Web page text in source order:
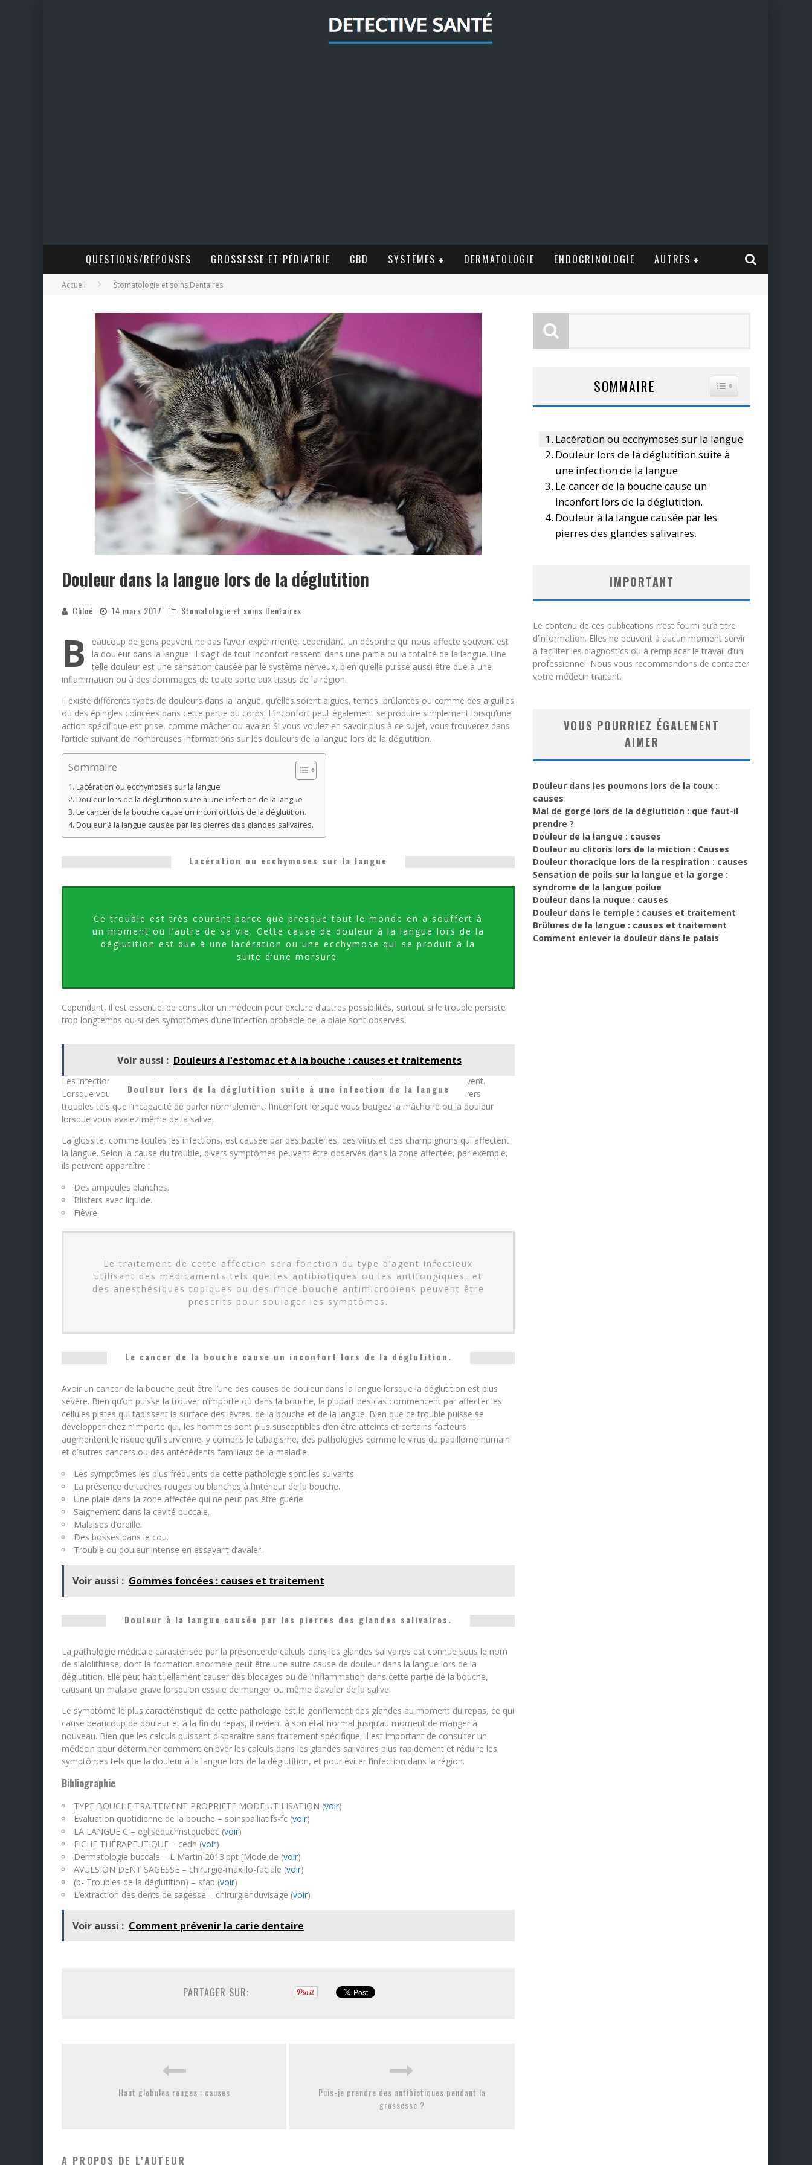
QUESTIONS/RÉPONSES GROSSESSE ET PÉDIATRIE CBD SYSTÈMES DERMATOLOGIE ENDOCRINOLOGIE AUTRES
Accueil Stomatologie et soins Dentaires
Douleur dans la langue lors de la déglutition
Chloé 14 mars 2017 Stomatologie et soins Dentaires
B
eaucoup de gens peuvent ne pas l’avoir expérimenté, cependant, un désordre qui nous affecte souvent est
la douleur dans la langue. Il s’agit de tout inconfort ressenti dans une partie ou la totalité de la langue. Une
telle douleur est une sensation causée par le système nerveux, bien qu’elle puisse aussi être due à une
inflammation ou à des dommages de toute sorte aux tissus de la région.
Il existe différents types de douleurs dans la langue, qu’elles soient aiguës, ternes, brûlantes ou comme des aiguilles
ou des épingles coincées dans cette partie du corps. L’inconfort peut également se produire simplement lorsqu’une
action spécifique est prise, comme mâcher ou avaler. Si vous voulez en savoir plus à ce sujet, vous trouverez dans
l’article suivant de nombreuses informations sur les douleurs de la langue lors de la déglutition.
Sommaire
Lacération ou ecchymoses sur la langue
Douleur lors de la déglutition suite à une infection de la langue
Le cancer de la bouche cause un inconfort lors de la déglutition.
Douleur à la langue causée par les pierres des glandes salivaires.
Lacération ou ecchymoses sur la langue
Ce trouble est très courant parce que presque tout le monde en a souffert à
un moment ou l’autre de sa vie. Cette cause de douleur à la langue lors de la
déglutition est due à une lacération ou une ecchymose qui se produit à la
suite d’une morsure.
Cependant, il est essentiel de consulter un médecin pour exclure d’autres possibilités, surtout si le trouble persiste
trop longtemps ou si des symptômes d’une infection probable de la plaie sont observés.
Voir aussi : Douleurs à l'estomac et à la bouche : causes et traitements
Douleur lors de la déglutition suite à une infection de la langue
Les infections sont un désordre très commun n’importe où dans le corps, ainsi la langue les a aussi souvent.
Lorsque vous avez une infection de la langue, quelle qu’elle soit, elle s’appelle glossitis et peut causer divers
troubles tels que l’incapacité de parler normalement, l’inconfort lorsque vous bougez la mâchoire ou la douleur
lorsque vous avalez même de la salive.
La glossite, comme toutes les infections, est causée par des bactéries, des virus et des champignons qui affectent
la langue. Selon la cause du trouble, divers symptômes peuvent être observés dans la zone affectée, par exemple,
ils peuvent apparaître :
Des ampoules blanches.
Blisters avec liquide.
Fièvre.
Le traitement de cette affection sera fonction du type d’agent infectieux
utilisant des médicaments tels que les antibiotiques ou les antifongiques, et
des anesthésiques topiques ou des rince-bouche antimicrobiens peuvent être
prescrits pour soulager les symptômes.
Le cancer de la bouche cause un inconfort lors de la déglutition.
Avoir un cancer de la bouche peut être l’une des causes de douleur dans la langue lorsque la déglutition est plus
sévère. Bien qu’on puisse la trouver n’importe où dans la bouche, la plupart des cas commencent par affecter les
cellules plates qui tapissent la surface des lèvres, de la bouche et de la langue. Bien que ce trouble puisse se
développer chez n’importe qui, les hommes sont plus susceptibles d’en être atteints et certains facteurs
augmentent le risque qu’il survienne, y compris le tabagisme, des pathologies comme le virus du papillome humain
et d’autres cancers ou des antécédents familiaux de la maladie.
Les symptômes les plus fréquents de cette pathologie sont les suivants
La présence de taches rouges ou blanches à l’intérieur de la bouche.
Une plaie dans la zone affectée qui ne peut pas être guérie.
Saignement dans la cavité buccale.
Malaises d’oreille.
Des bosses dans le cou.
Trouble ou douleur intense en essayant d’avaler.
Voir aussi : Gommes foncées : causes et traitement
Douleur à la langue causée par les pierres des glandes salivaires.
La pathologie médicale caractérisée par la présence de calculs dans les glandes salivaires est connue sous le nom
de sialolithiase, dont la formation anormale peut être une autre cause de douleur dans la langue lors de la
déglutition. Elle peut habituellement causer des blocages ou de l’inflammation dans cette partie de la bouche,
causant un malaise grave lorsqu’on essaie de manger ou même d’avaler de la salive.
Le symptôme le plus caractéristique de cette pathologie est le gonflement des glandes au moment du repas, ce qui
cause beaucoup de douleur et à la fin du repas, il revient à son état normal jusqu’au moment de manger à
nouveau. Bien que les calculs puissent disparaître sans traitement spécifique, il est important de consulter un
médecin pour déterminer comment enlever les calculs dans les glandes salivaires plus rapidement et réduire les
symptômes tels que la douleur à la langue lors de la déglutition, et pour éviter l’infection dans la région.
Bibliographie
TYPE BOUCHE TRAITEMENT PROPRIETE MODE UTILISATION (voir)
Evaluation quotidienne de la bouche – soinspalliatifs-fc (voir)
LA LANGUE C – egliseduchristquebec (voir)
FICHE THÉRAPEUTIQUE – cedh (voir)
Dermatologie buccale – L Martin 2013.ppt [Mode de (voir)
AVULSION DENT SAGESSE – chirurgie-maxillo-faciale (voir)
(b- Troubles de la déglutition) – sfap (voir)
L’extraction des dents de sagesse – chirurgienduvisage (voir)
Voir aussi : Comment prévenir la carie dentaire
PARTAGER SUR:
Haut globules rouges : causes
Puis-je prendre des antibiotiques pendant la
grossesse ?
A PROPOS DE L'AUTEUR
SOMMAIRE TOGGLE TABLE OF
Lacération ou ecchymoses sur la langue
Douleur lors de la déglutition suite à
une infection de la langue
Le cancer de la bouche cause un
inconfort lors de la déglutition.
Douleur à la langue causée par les
pierres des glandes salivaires.
IMPORTANT
Le contenu de ces publications n’est fourni qu’à titre
d’information. Elles ne peuvent à aucun moment servir
à faciliter les diagnostics ou à remplacer le travail d’un
professionnel. Nous vous recommandons de contacter
votre médecin traitant.
VOUS POURRIEZ ÉGALEMENT
AIMER
Douleur dans les poumons lors de la toux :
causes
Mal de gorge lors de la déglutition : que faut-il
prendre ?
Douleur de la langue : causes
Douleur au clitoris lors de la miction : Causes
Douleur thoracique lors de la respiration : causes
Sensation de poils sur la langue et la gorge :
syndrome de la langue poilue
Douleur dans la nuque : causes
Douleur dans le temple : causes et traitement
Brûlures de la langue : causes et traitement
Comment enlever la douleur dans le palais